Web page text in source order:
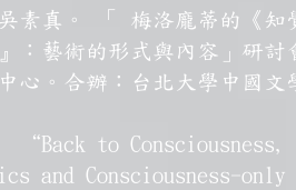
素真。 「 梅洛龐蒂的《知
：藝術的形式與內容」研
心。合辦：台北大學中國
“Back to
and Consciousness-